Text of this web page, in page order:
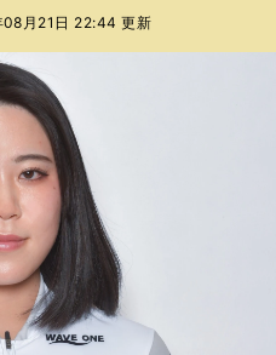
月21日 22:44 更新